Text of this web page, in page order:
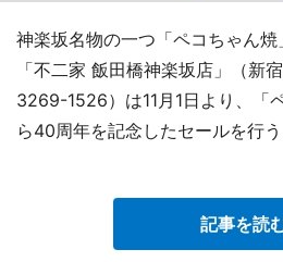
神楽坂名物の一つ「ペコちゃん
「不二家 飯田橋神楽坂店」（新
3269-1526）は11月1日より、「
ら40周年を記念したセールを行う
記事を読